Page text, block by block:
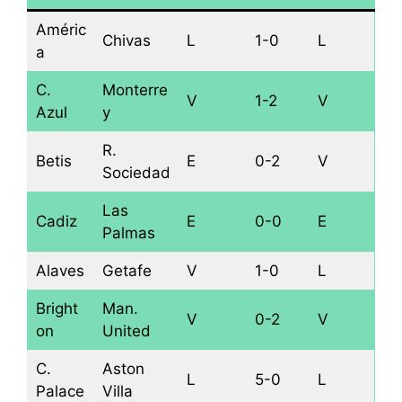
Améric
a
Chivas L 1-0 L
C.
Azul
Monterre
y
V 1-2 V
Betis
R.
Sociedad
E 0-2 V
Cadiz
Las
Palmas
E 0-0 E
Alaves Getafe V 1-0 L
Bright
on
Man.
United
V 0-2 V
C.
Palace
Aston
Villa
L 5-0 L